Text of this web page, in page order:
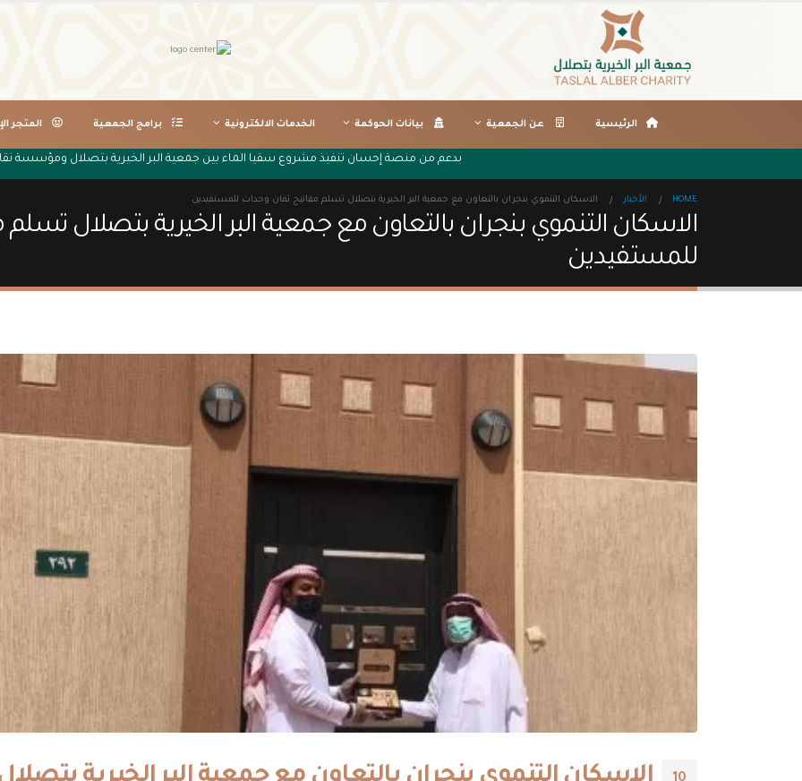
الرئيسية عن الجمعية بيانات الحوكمة الخدمات الالكترونية برامج الجمعية المتجر
بدعم من منصة إحسان تنفيذ مشروع سقيا الماء بين جمعية البر الخيرية بتصلال ومؤسسة
HOME الأخبار الاسكان التنموي بنجران بالتعاون مع جمعية البر الخيرية بتصلال تسلم مفاتيح ثمان وحدات للمستفيدين
الاسكان التنموي بنجران بالتعاون مع جمعية البر الخيرية بتصلال
للمستفيدين